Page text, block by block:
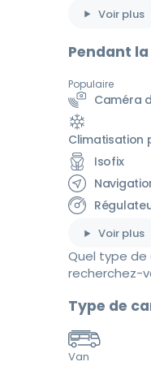
Voir plus
Pendant
Populaire
Caméra
Climatisation
Isofix
Voir plus
Quel type
recherchez-
Type de
Van